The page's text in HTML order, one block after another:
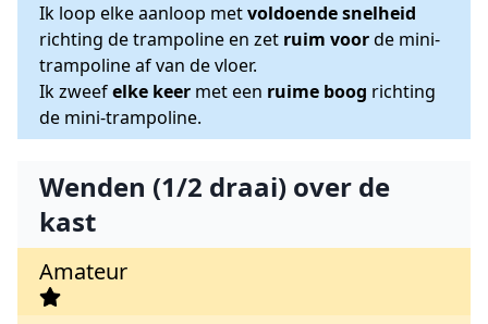
Ik loop elke aanloop metvoldoende snelheid
richting de trampoline en zet ruim voorde mini-
trampoline af van de vloer.
Ik zweefelke keer met een ruime boog richting
de mini-trampoline.
Wenden (1/2 draai) over de
kast
Amateur